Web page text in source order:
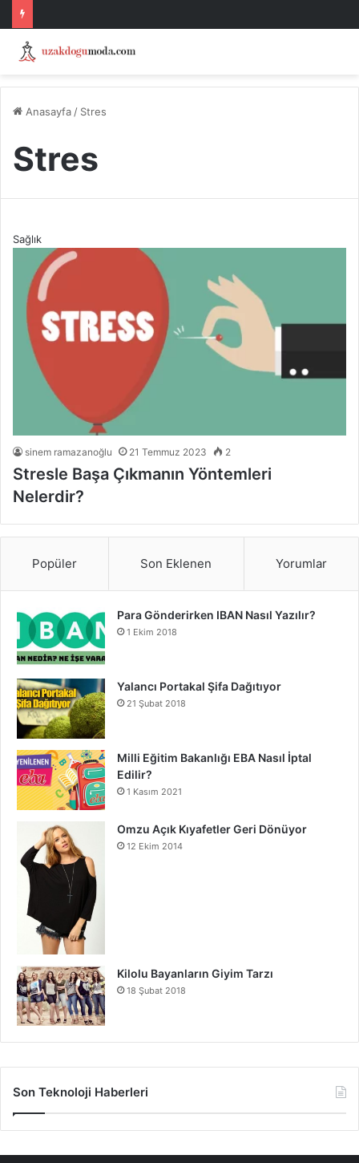
Anasayfa / Stres
Stres
Sağlık
sinem ramazanoğlu 21 Temmuz 2023 2
Stresle Başa Çıkmanın Yöntemleri
Nelerdir?
Popüler Son Eklenen Yorumlar
Para Gönderirken IBAN Nasıl Yazılır?
1 Ekim 2018
Yalancı Portakal Şifa Dağıtıyor
21 Şubat 2018
Milli Eğitim Bakanlığı EBA Nasıl İptal
Edilir?
1 Kasım 2021
Omzu Açık Kıyafetler Geri Dönüyor
12 Ekim 2014
Kilolu Bayanların Giyim Tarzı
18 Şubat 2018
Son Teknoloji Haberleri